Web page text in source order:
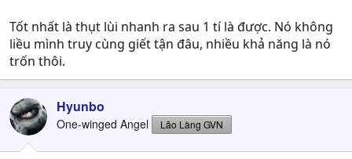
Túm lại melee trong 7554 là 1 nghệ thuật, bạn nào
hardcore thì tập không thì cứ chơi 'dễ' mà rambo đi càn
Tốt nhất là thụt lùi nhanh ra sau 1 tí là được. Nó không
liều mình truy cùng giết tận đâu, nhiều khả năng là nó
trốn thôi.
Hyunbo
One-winged Angel Lão Làng GVN